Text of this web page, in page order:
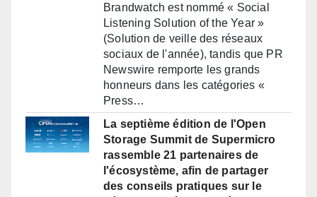
Brandwatch est nommé « Social
Listening Solution of the Year »
(Solution de veille des réseaux
sociaux de l'année), tandis que PR
Newswire remporte les grands
honneurs dans les catégories «
Press…
La septième édition de l'Open
Storage Summit de Supermicro
rassemble 21 partenaires de
l'écosystème, afin de partager
des conseils pratiques sur le